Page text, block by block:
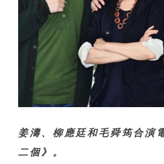
姜濤、柳應廷和毛舜筠合演
二個》。